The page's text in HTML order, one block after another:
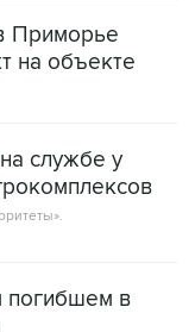
службе у
в